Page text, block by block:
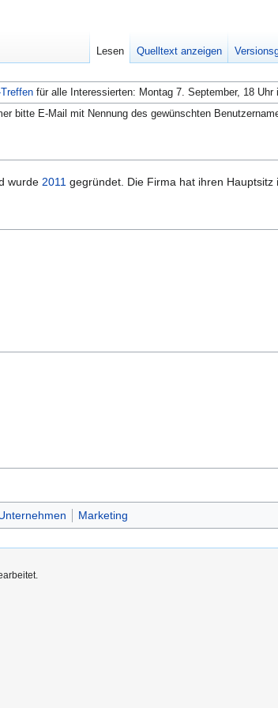
für alle Interessierten: Montag 7. September, 18 Uhr
bitte E-Mail mit Nennung des gewünschten
wurde 2011 gegründet. Die Firma hat ihren Hauptsitz
Marketing
Lesen Quelltext anzeigen